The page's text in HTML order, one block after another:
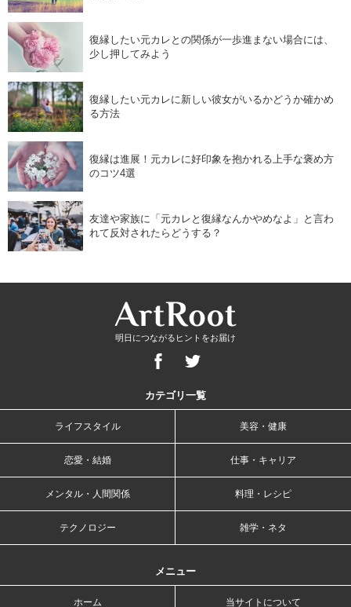
復縁したい元カレとの関係が一歩進まない場合には、
少し押してみよう
復縁したい元カレに新しい彼女がいるかどうか確かめ
る方法
復縁は進展！元カレに好印象を抱かれる上手な褒め方
のコツ4選
友達や家族に「元カレと復縁なんかやめなよ」と言わ
れて反対されたらどうする？
明日につながるヒントをお届け
カテゴリ一覧
ライフスタイル 美容・健康
恋愛・結婚 仕事・キャリア
メンタル・人間関係 料理・レシピ
テクノロジー 雑学・ネタ
メニュー
ホーム 当サイトについて